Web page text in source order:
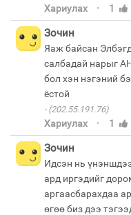
Хариулах · 1
Зочин
Яаж байсан
салбадай нарыг
бол хэн нэгэний
(202.55.191.76)
Хариулах · 1
Зочин
Идсэн нь
ард иргэдийг
аргаасбарахдаа
өгөө биз дээ